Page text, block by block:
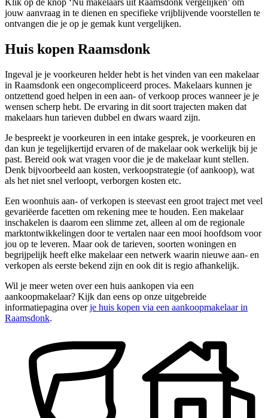
Klik op de knop ‘Nu makelaars uit Raamsdonk vergelijken’ om
jouw aanvraag in te dienen en specifieke vrijblijvende voorstellen te
ontvangen die je op je gemak kunt vergelijken.
Huis kopen Raamsdonk
Ingeval je je voorkeuren helder hebt is het vinden van een makelaar
in Raamsdonk een ongecompliceerd proces. Makelaars kunnen je
ontzettend goed helpen in een aan- of verkoop proces wanneer je je
wensen scherp hebt. De ervaring in dit soort trajecten maken dat
makelaars hun tarieven dubbel en dwars waard zijn.
Je bespreekt je voorkeuren in een intake gesprek, je voorkeuren en
dan kun je tegelijkertijd ervaren of de makelaar ook werkelijk bij je
past. Bereid ook wat vragen voor die je de makelaar kunt stellen.
Denk bijvoorbeeld aan kosten, verkoopstrategie (of aankoop), wat
als het niet snel verloopt, verborgen kosten etc.
Een woonhuis aan- of verkopen is steevast een groot traject met veel
gevariëerde facetten om rekening mee te houden. Een makelaar
inschakelen is daarom een slimme zet, alleen al om de regionale
marktontwikkelingen door te vertalen naar een mooi hoofdsom voor
jou op te leveren. Maar ook de tarieven, soorten woningen en
begrijpelijk heeft elke makelaar een netwerk waarin nieuwe aan- en
verkopen als eerste bekend zijn en ook dit is regio afhankelijk.
Wil je meer weten over een huis aankopen via een
aankoopmakelaar? Kijk dan eens op onze uitgebreide
informatiepagina overje huis kopen via een aankoopmakelaar in
Raamsdonk.